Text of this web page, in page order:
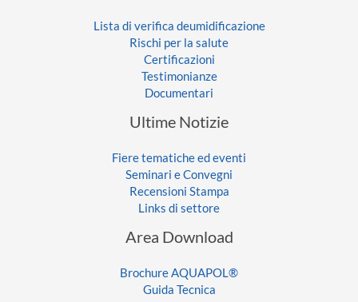
Lista di verifica deumidificazione
Rischi per la salute
Certificazioni
Testimonianze
Documentari
Ultime Notizie
Fiere tematiche ed eventi
Seminari e Convegni
Recensioni Stampa
Links di settore
Area Download
Brochure AQUAPOL®
Guida Tecnica